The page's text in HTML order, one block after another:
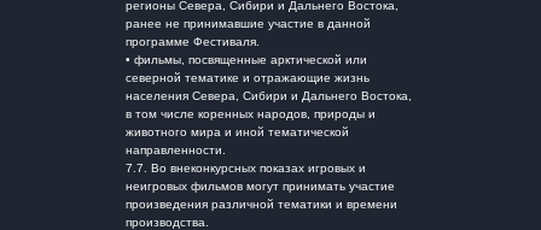
регионы Севера, Сибири и Дальнего Востока,
ранее не принимавшие участие в данной
программе Фестиваля.
• фильмы, посвященные арктической или
северной тематике и отражающие жизнь
населения Севера, Сибири и Дальнего Востока,
в том числе коренных народов, природы и
животного мира и иной тематической
направленности.
7.7. Во внеконкурсных показах игровых и
неигровых фильмов могут принимать участие
произведения различной тематики и времени
производства.